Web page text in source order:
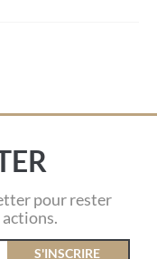
pour rester
S'INSCRIRE